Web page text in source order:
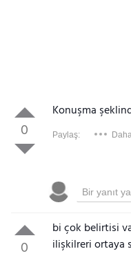
0
Konuşma
Paylaş:
0
bi çok belirtisi
ilişkilreri ortaya